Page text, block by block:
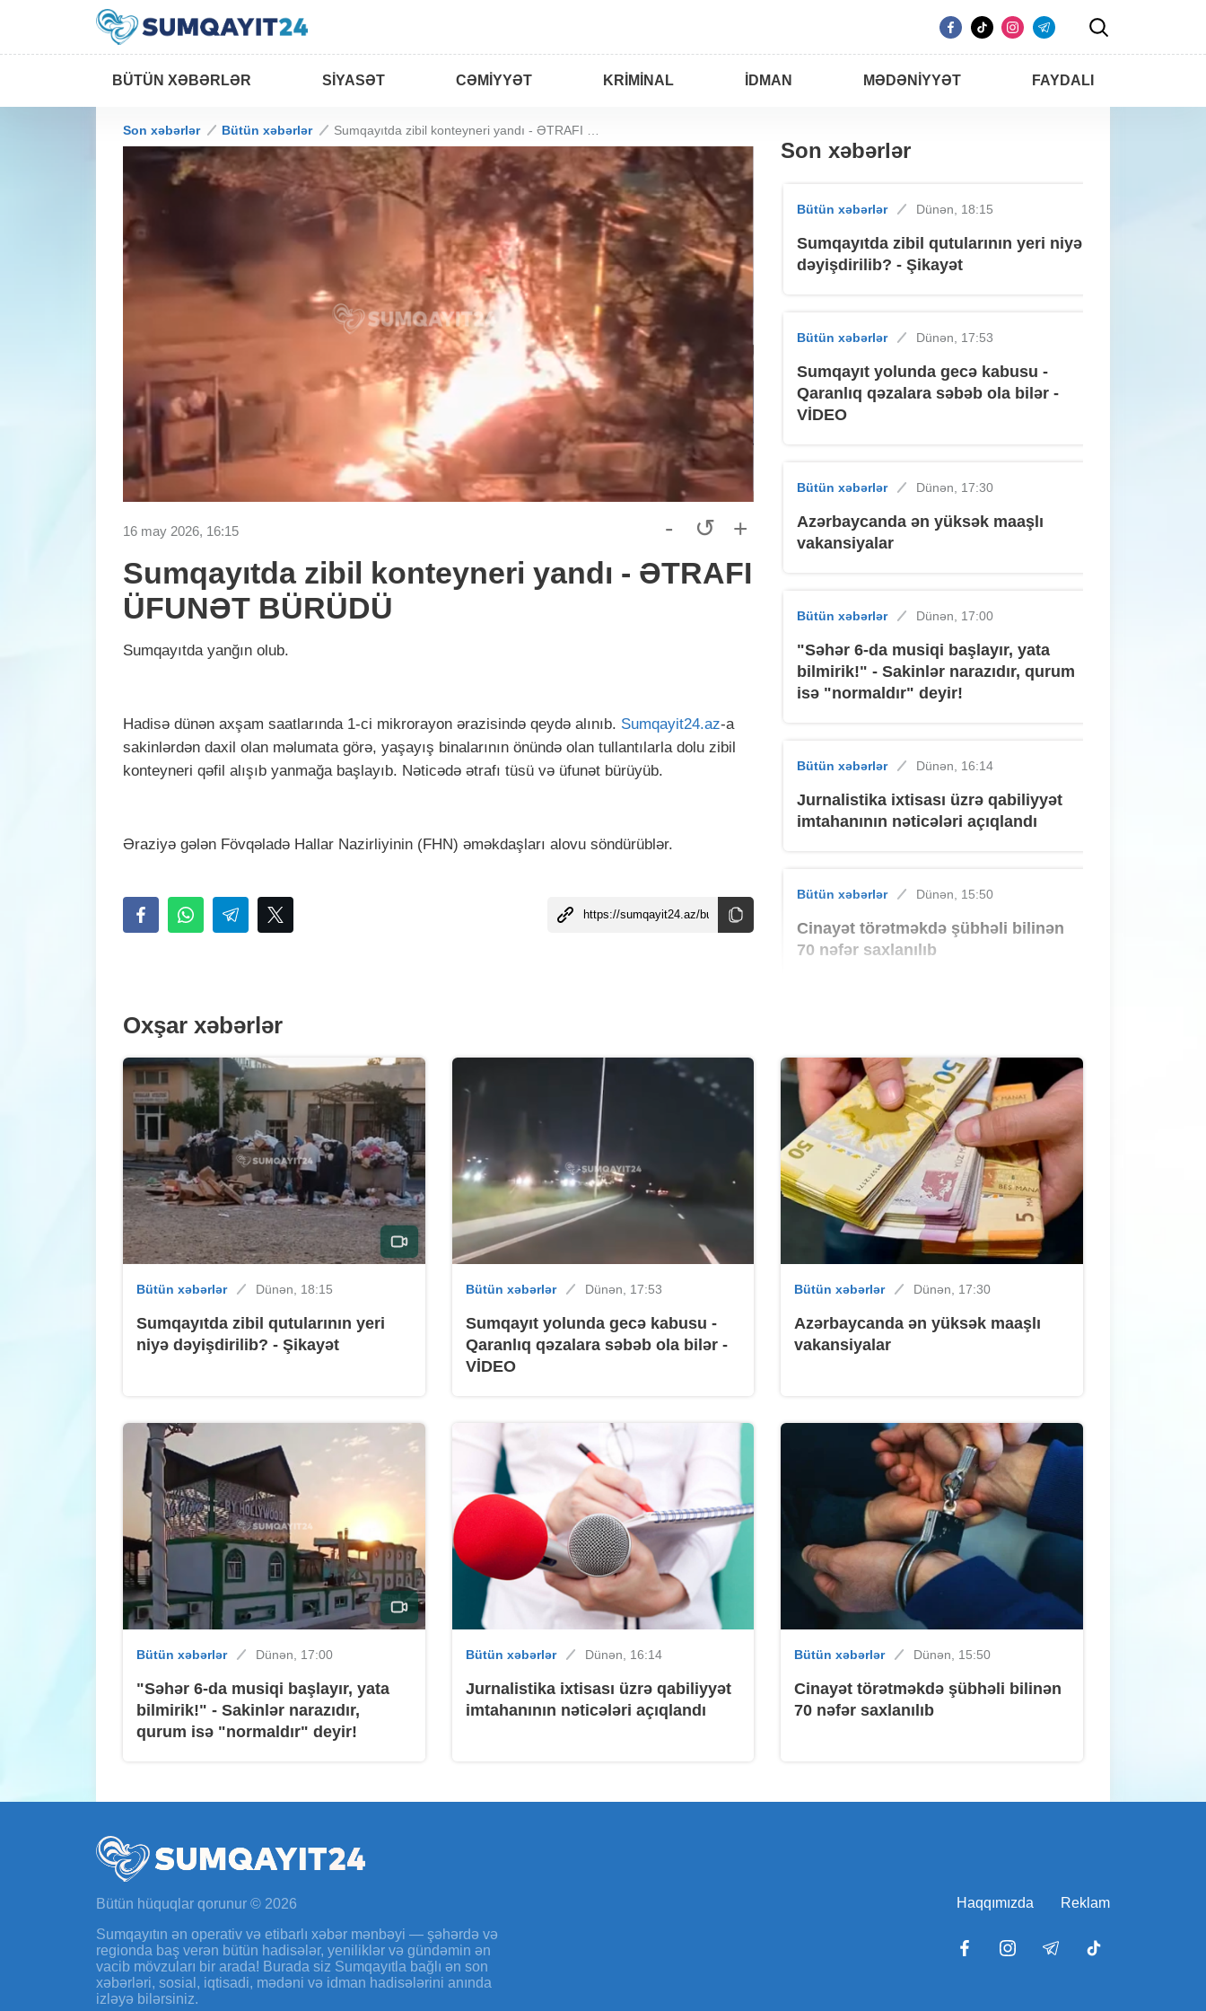
BÜTÜN XƏBƏRLƏR SIYASƏT CƏMIYYƏT KRIMINAL İDMAN MƏDƏNIYYƏT FAYDALI
Son xəbərlər Bütün xəbərlər
16 may 2026, 16:15 - ↺ +
Sumqayıtda zibil konteyneri yandı - ƏTRAFI
ÜFUNƏT BÜRÜDÜ
Sumqayıtda yanğın olub.
Hadisə dünən axşam saatlarında 1-ci mikrorayon ərazisində qeydə alınıb. Sumqayit24.az-a
sakinlərdən daxil olan məlumata görə, yaşayış binalarının önündə olan tullantılarla dolu zibil
konteyneri qəfil alışıb yanmağa başlayıb. Nəticədə ətrafı tüsü və üfunət bürüyüb.
Əraziyə gələn Fövqəladə Hallar Nazirliyinin (FHN) əməkdaşları alovu söndürüblər.
Son xəbərlər
Bütün xəbərlər Dünən, 18:15
Sumqayıtda zibil qutularının yeri niyə
dəyişdirilib? - Şikayət
Bütün xəbərlər Dünən, 17:53
Sumqayıt yolunda gecə kabusu -
Qaranlıq qəzalara səbəb ola bilər -
VİDEO
Bütün xəbərlər Dünən, 17:30
Azərbaycanda ən yüksək maaşlı
vakansiyalar
Bütün xəbərlər Dünən, 17:00
"Səhər 6-da musiqi başlayır, yata
bilmirik!" - Sakinlər narazıdır, qurum
isə "normaldır" deyir!
Bütün xəbərlər Dünən, 16:14
Jurnalistika ixtisası üzrə qabiliyyət
imtahanının nəticələri açıqlandı
Bütün xəbərlər Dünən, 15:50
Cinayət törətməkdə şübhəli bilinən
70 nəfər saxlanılıb
Bakıdakı yanğında tüstüdən
zəhərlənənlərin vəziyyəti açıqlandı
Bütün xəbərlər Dünən, 15:10
Sarayda mənzillərin qiyməti sakinləri
ŞOKA saldı - 60 faiz bahalaşma
Dənizə getmək istəyən
sumqayıtlıların NƏZƏRİNƏ
Kartdan köçürmədə sərbəstlik,
qəbulda isə limit
Bütün xəbərlər Dünən, 14:10
Sumqayıtda binada PARTLAYIŞ -
VİDEO
Dünən, 13:50
Sumqayıtda sabah hava necə
olacaq?
"Saray-H" MTK-da kommunal qəza -
Oxşar xəbərlər
Bütün xəbərlər Dünən, 18:15
Sumqayıtda zibil qutularının yeri
niyə dəyişdirilib? - Şikayət
Bütün xəbərlər Dünən, 17:53
Sumqayıt yolunda gecə kabusu -
Qaranlıq qəzalara səbəb ola bilər -
VİDEO
Bütün xəbərlər Dünən, 17:30
Azərbaycanda ən yüksək maaşlı
vakansiyalar
Bütün xəbərlər Dünən, 17:00
"Səhər 6-da musiqi başlayır, yata
bilmirik!" - Sakinlər narazıdır,
qurum isə "normaldır" deyir!
Bütün xəbərlər Dünən, 16:14
Jurnalistika ixtisası üzrə qabiliyyət
imtahanının nəticələri açıqlandı
Bütün xəbərlər Dünən, 15:50
Cinayət törətməkdə şübhəli bilinən
70 nəfər saxlanılıb
Bütün hüquqlar qorunur © 2026
Sumqayıtın ən operativ və etibarlı xəbər mənbəyi — şəhərdə və
regionda baş verən bütün hadisələr, yeniliklər və gündəmin ən
vacib mövzuları bir arada! Burada siz Sumqayıtla bağlı ən son
xəbərləri, sosial, iqtisadi, mədəni və idman hadisələrini anında
izləyə bilərsiniz.
Haqqımızda Reklam